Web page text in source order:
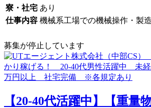
寮・社宅 あり
仕事内容 機械系工場での機械操作・製
募集が停止しています
【20-40代活躍中】【重量